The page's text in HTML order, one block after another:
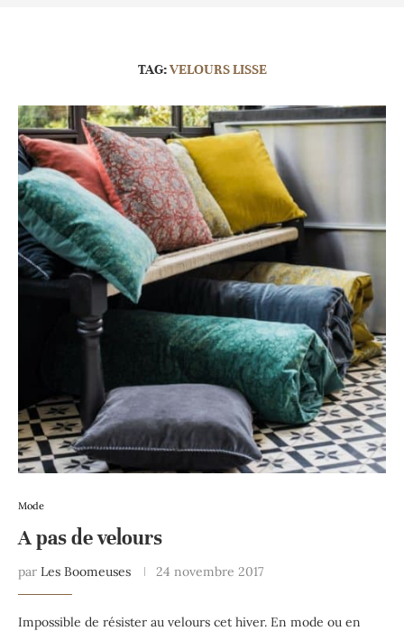
TAG:VELOURS LISSE
Mode
A pas de velours
par Les Boomeuses 24 novembre 2017
Impossible de résister au velours cet hiver. En mode ou en